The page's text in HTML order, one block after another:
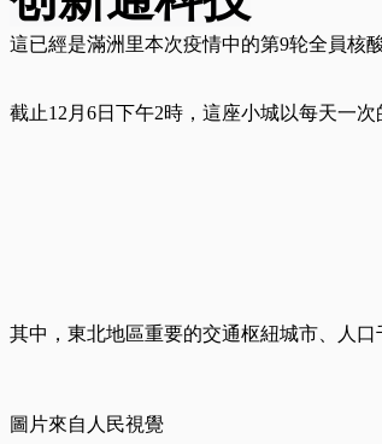
這已經是滿洲里本次疫情中的第9轮全員核
截止12月6日下午2時，這座小城以每天一
其中，東北地區重要的交通枢紐城市、人
圖片來自人民視覺